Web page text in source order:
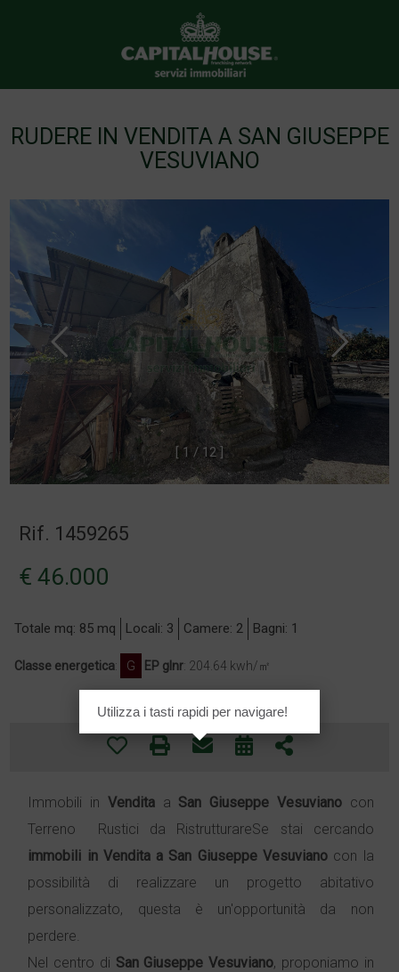
RUDERE IN VENDITA A SAN GIUSEPPE
VESUVIANO
[ 1 / 1 2 ]
Rif. 1459265
€ 46.000
Totale mq: 85 mq Locali: 3 Camere: 2 Bagni: 1
Classe energetica: G EP glnr: 204.64 kwh/㎡
Immobili in Venditaa San Giuseppe Vesuvianocon
Terreno  Rustici da RistrutturareSe stai cercando
immobili in Venditaa San Giuseppe Vesuviano con la
possibilità di realizzare un progetto abitativo
personalizzato, questa è un'opportunità da non
perdere.
Nel centro di San Giuseppe Vesuviano, proponiamo in
Utilizza i tasti rapidi per navigare!